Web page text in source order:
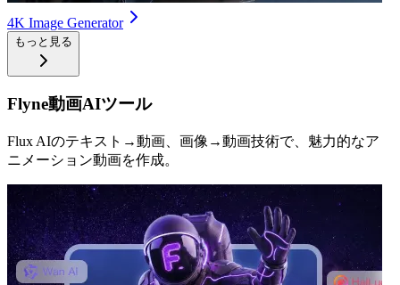
4K Image Generator
もっと見る
Flyne動画AIツール
Flux AIのテキスト→動画、画像→動画技術で、魅力的なア
ニメーション動画を作成。